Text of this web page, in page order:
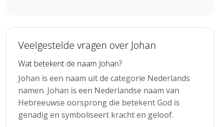
Veelgestelde vragen over Johan
Wat betekent de naam Johan?
Johan is een naam uit de categorie Nederlands
namen. Johan is een Nederlandse naam van
Hebreeuwse oorsprong die betekent God is
genadig en symboliseert kracht en geloof.